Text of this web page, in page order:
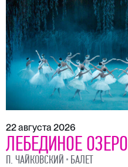
22 августа 2026
ЛЕБЕДИНОЕ ОЗЕРО
П. ЧАЙКОВСКИЙ БАЛЕТ